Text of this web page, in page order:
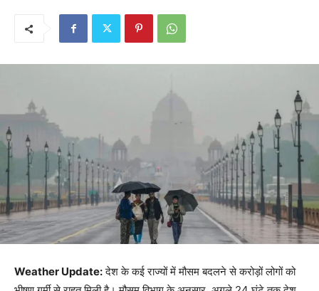
Weather Update:देश के कई राज्यों में मौसम बदलने से करोड़ों लोगों को